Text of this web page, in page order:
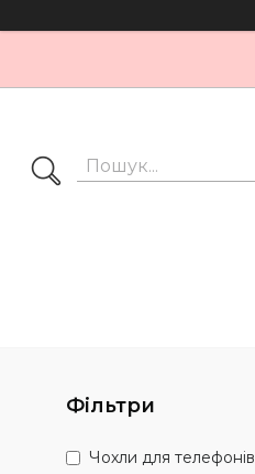
Фільтри
Чохли для телефонів